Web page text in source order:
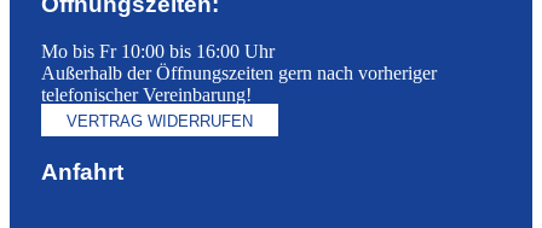
Mo bis Fr 10:00 bis 16:00 Uhr
Außerhalb der Öffnungszeiten gern nach vorheriger
telefonischer Vereinbarung!
VERTRAG WIDERRUFEN
Anfahrt